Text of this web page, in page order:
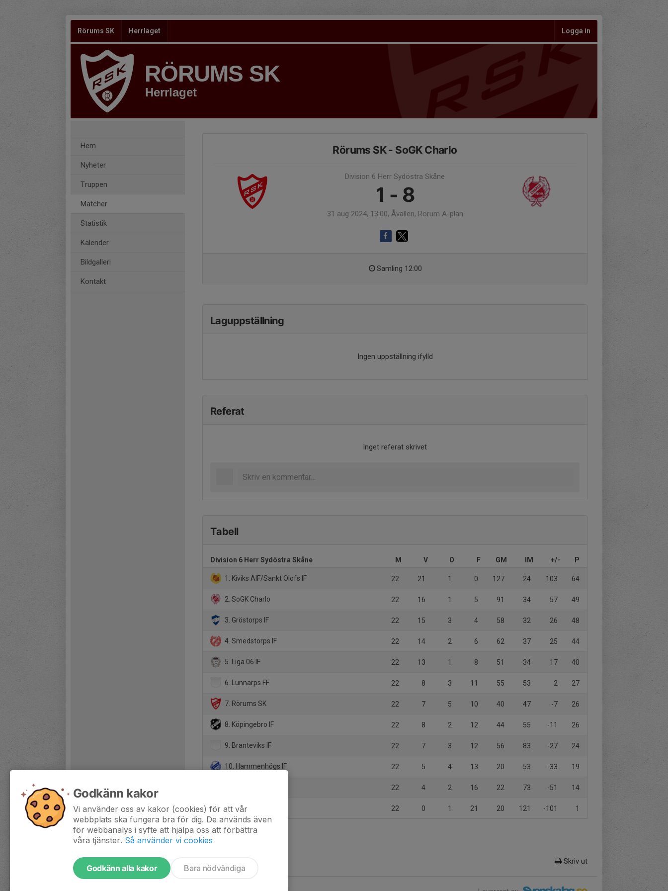
Rörums SK Herrlaget Logga in
RÖRUMS SK
Herrlaget
Hem
Nyheter
Truppen
Matcher
Statistik
Kalender
Bildgalleri
Kontakt
Rörums SK - SoGK Charlo
Division 6 Herr Sydöstra Skåne
1 - 8
31 aug 2024, 13:00, Åvallen, Rörum A-plan
Samling 12:00
Laguppställning
Ingen uppställning ifylld
Referat
Inget referat skrivet
Tabell
Division 6 Herr Sydöstra Skåne M V O F GM IM +/- P
1. Kiviks AIF/Sankt Olofs IF 22 21 1 0 127 24 103 64
2. SoGK Charlo 22 16 1 5 91 34 57 49
3. Gröstorps IF 22 15 3 4 58 32 26 48
4. Smedstorps IF 22 14 2 6 62 37 25 44
5. Liga 06 IF 22 13 1 8 51 34 17 40
6. Lunnarps FF 22 8 3 11 55 53 2 27
7. Rörums SK 22 7 5 10 40 47 -7 26
8. Köpingebro IF 22 8 2 12 44 55 -11 26
9. Branteviks IF 22 7 3 12 56 83 -27 24
10. Hammenhögs IF 22 5 4 13 20 53 -33 19
22 4 2 16 22 73 -51 14
12. Baskemölla IF 22 0 1 21 20 121 -101 1
Skriv ut
Godkänn kakor
Vi använder oss av kakor (cookies) för att vår
webbplats ska fungera bra för dig. De används även
för webbanalys i syfte att hjälpa oss att förbättra
våra tjänster. Så använder vi cookies
Godkänn alla kakor Bara nödvändiga